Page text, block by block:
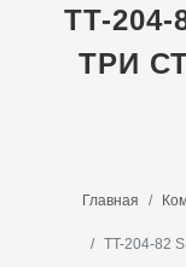
TT-
ТРИ
Главная
TT-204-82